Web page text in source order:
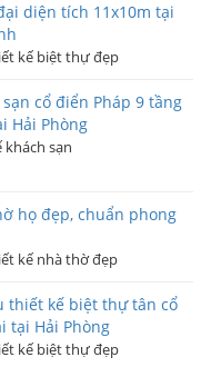
diện tích 11x10m tại
kế biệt thự đẹp
cổ điển Pháp 9 tầng
Hải Phòng
khách sạn
họ đẹp, chuẩn phong
kế nhà thờ đẹp
thiết kế biệt thự tân cổ
tại Hải Phòng
kế biệt thự đẹp